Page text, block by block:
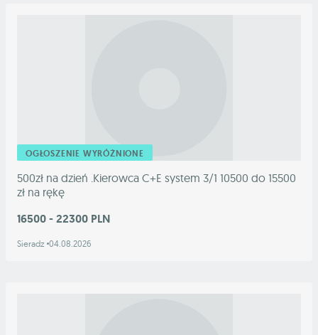
OGŁOSZENIE WYRÓŻNIONE
500zł na dzień .Kierowca C+E system 3/1 10500 do 15500
zł na rękę
16500 - 22300 PLN
Sieradz 04.08.2026